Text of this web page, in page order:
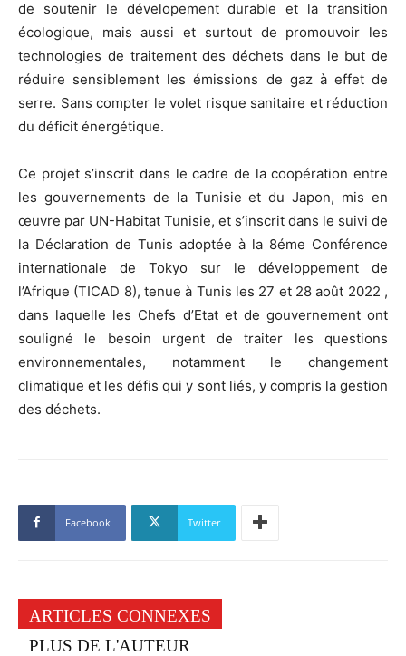
de soutenir le dévelopement durable et la transition
écologique, mais aussi et surtout de promouvoir les
technologies de traitement des déchets dans le but de
réduire sensiblement les émissions de gaz à effet de
serre. Sans compter le volet risque sanitaire et réduction
du déficit énergétique.
Ce projet s’inscrit dans le cadre de la coopération entre
les gouvernements de la Tunisie et du Japon, mis en
œuvre par UN-Habitat Tunisie, et s’inscrit dans le suivi de
la Déclaration de Tunis adoptée à la 8éme Conférence
internationale de Tokyo sur le développement de
l’Afrique (TICAD 8), tenue à Tunis les 27 et 28 août 2022 ,
dans laquelle les Chefs d’Etat et de gouvernement ont
souligné le besoin urgent de traiter les questions
environnementales, notamment le changement
climatique et les défis qui y sont liés, y compris la gestion
des déchets.
Facebook Twitter
ARTICLES CONNEXES
PLUS DE L'AUTEUR